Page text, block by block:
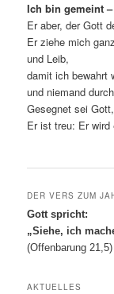
Ich bin gemeint
Er aber, der Gott
Er ziehe mich
und Leib,
damit ich bewahrt
und niemand
Gesegnet sei
Er ist treu: Er
DER VERS ZUM
Gott spricht:
„Siehe, ich
(Offenbarung 21,5)
AKTUELLES